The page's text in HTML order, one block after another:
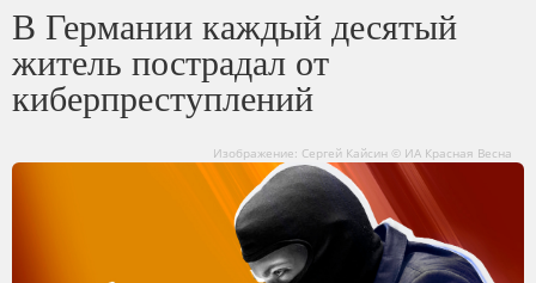
В Германии каждый десятый
житель пострадал от
киберпреступлений
Изображение: Сергей Кайсин © ИА Красная Весна